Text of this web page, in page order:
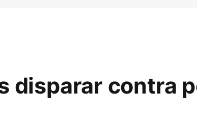
disparar contra